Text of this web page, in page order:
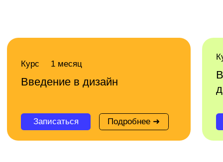
Подбор маркетинговых каналов
Социальные сети Сквозная аналитика
Таргетированная реклама
Яндекс.Метрика и Google Analytics